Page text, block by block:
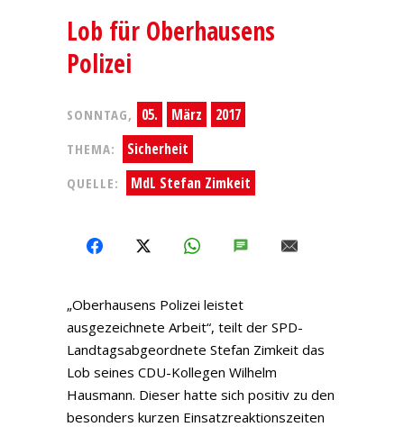
Lob für Oberhausens
Polizei
SONNTAG, 05. März 2017
THEMA: Sicherheit
QUELLE: MdL Stefan Zimkeit
FACEBOOK WHATSAPP
„Oberhausens Polizei leistet
ausgezeichnete Arbeit“, teilt der SPD-
Landtagsabgeordnete Stefan Zimkeit das
Lob seines CDU-Kollegen Wilhelm
Hausmann. Dieser hatte sich positiv zu den
besonders kurzen Einsatzreaktionszeiten